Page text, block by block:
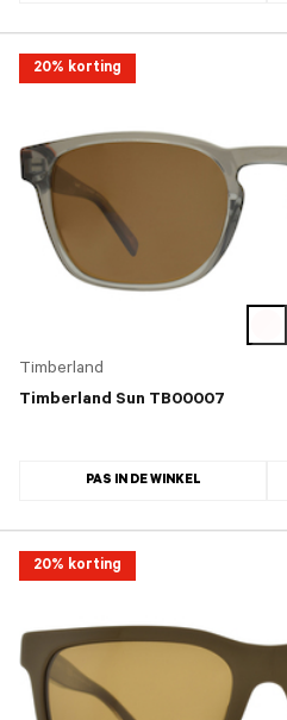
20% korting
Timberland
Timberland Sun TB00007
PAS IN DE WINKEL
20% korting